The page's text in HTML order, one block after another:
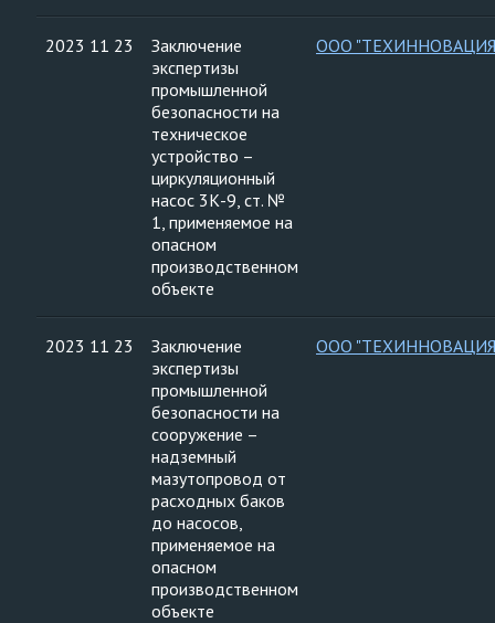
2023 11 23
Заключение
экспертизы
промышленной
безопасности на
техническое
устройство –
циркуляционный
насос 3К-9, ст. №
1, применяемое на
опасном
производственном
объекте
ООО
2023 11 23
Заключение
экспертизы
промышленной
безопасности на
сооружение –
надземный
мазутопровод от
расходных баков
до насосов,
применяемое на
опасном
производственном
объекте
ООО